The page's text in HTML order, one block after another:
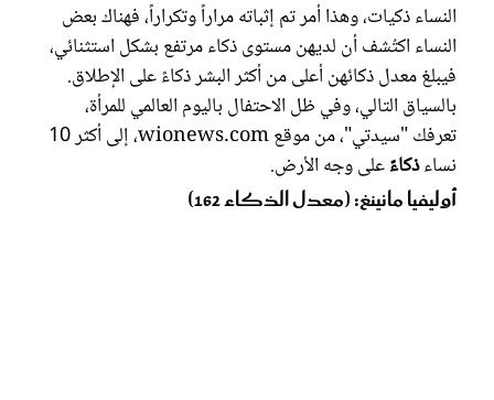
النساء ذكيات، وهذا أمر تم إثباته مراراً وتكراراً، فهناك بعض
النساء اكتُشف أن لديهن مستوى ذكاء مرتفع بشكل استثنائي،
فيبلغ معدل ذكائهن أعلى من أكثر البشر ذكاءً على الإطلاق.
بالسياق التالي، وفي ظل الاحتفال باليوم العالمي للمرأة،
تعرفك "سيدتي"، من موقع wionews.com، إلى أكثر 10
نساءذكاءًعلى وجه الأرض.
أوليفيا مانينغ: (معدل الذكاء 162)